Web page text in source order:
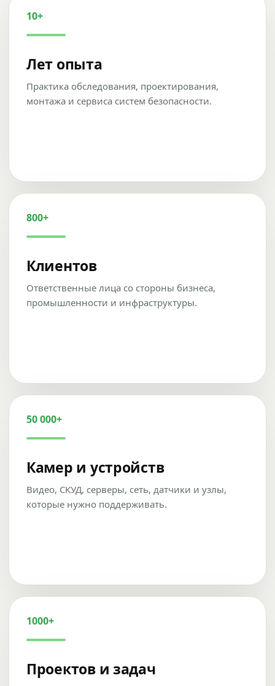
10+
Лет опыта
Практика обследования, проектирования,
монтажа и сервиса систем безопасности.
800+
Клиентов
Ответственные лица со стороны бизнеса,
промышленности и инфраструктуры.
50 000+
Камер и устройств
Видео, СКУД, серверы, сеть, датчики и узлы,
которые нужно поддерживать.
1000+
Проектов и задач